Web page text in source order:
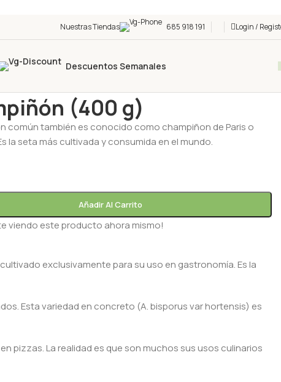
Nuestras Tiendas 685 918 191 Login /
Descuentos Semanales
(400 g)
común también es conocido como champiñon de Paris o
la seta más cultivada y consumida en el mundo.
Añadir Al Carrito
viendo este producto ahora mismo!
exclusivamente para su uso en gastronomía. Es la
Esta variedad en concreto (A. bisporus var hortensis) es
pizzas. La realidad es que son muchos sus usos culinarios